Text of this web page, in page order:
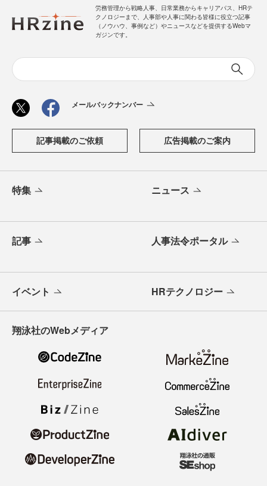
労務管理から戦略人事、日常業務からキャリアパス、HRテ
クノロジーまで、人事部や人事に関わる皆様に役立つ記事
（ノウハウ、事例など）やニュースなどを提供するWebマ
ガジンです。
メールバックナンバー
記事掲載のご依頼 広告掲載のご案内
特集 ニュース
記事 人事法令ポータル
イベント HRテクノロジー
翔泳社のWebメディア